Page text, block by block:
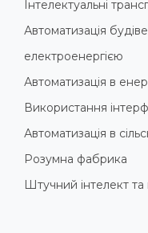
Інтелектуальні
Автоматизація
електроенергією
Автоматизація в
Використання
Автоматизація в
Розумна фабрика
Штучний інтелект